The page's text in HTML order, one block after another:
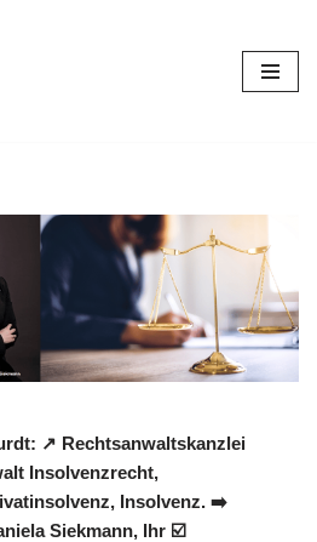
↗️ Rechtsanwaltskanzlei
Insolvenzrecht,
Insolvenz. ➡️
Siekmann, Ihr ☑️